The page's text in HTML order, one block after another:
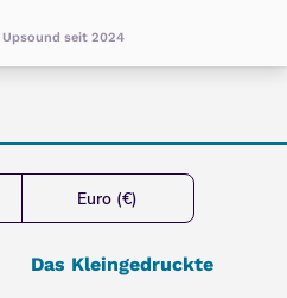
seit 2024
Euro (€)
Das Kleingedruckte